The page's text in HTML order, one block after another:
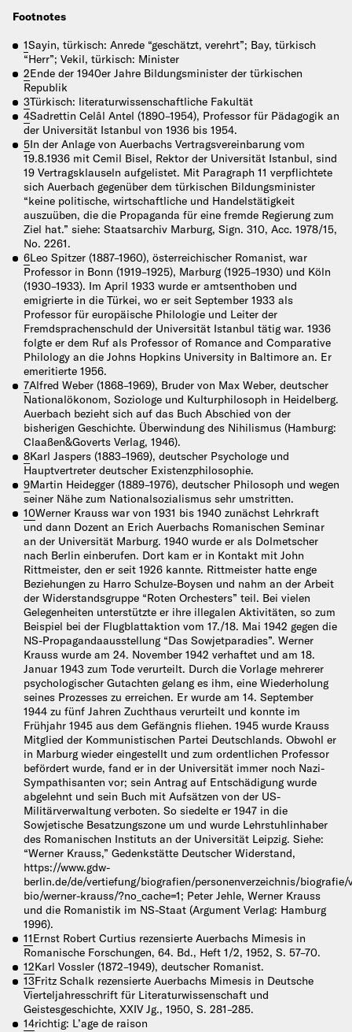
Footnotes
1Sayin, türkisch: Anrede “geschätzt, verehrt”; Bay, türkisch
“Herr”; Vekil, türkisch: Minister
2Ende der 1940er Jahre Bildungsminister der türkischen
Republik
3Türkisch: literaturwissenschaftliche Fakultät
4Sadrettin Celâl Antel (1890–1954), Professor für Pädagogik an
der Universität Istanbul von 1936 bis 1954.
5In der Anlage von Auerbachs Vertragsvereinbarung vom
19.8.1936 mit Cemil Bisel, Rektor der Universität Istanbul, sind
19 Vertragsklauseln aufgelistet. Mit Paragraph 11 verpflichtete
sich Auerbach gegenüber dem türkischen Bildungsminister
“keine politische, wirtschaftliche und Handelstätigkeit
auszuüben, die die Propaganda für eine fremde Regierung zum
Ziel hat.” siehe: Staatsarchiv Marburg, Sign. 310, Acc. 1978/15,
No. 2261.
6Leo Spitzer (1887–1960), österreichischer Romanist, war
Professor in Bonn (1919–1925), Marburg (1925–1930) und Köln
(1930–1933). Im April 1933 wurde er amtsenthoben und
emigrierte in die Türkei, wo er seit September 1933 als
Professor für europäische Philologie und Leiter der
Fremdsprachenschuld der Universität Istanbul tätig war. 1936
folgte er dem Ruf als Professor of Romance and Comparative
Philology an die Johns Hopkins University in Baltimore an. Er
emeritierte 1956.
7Alfred Weber (1868–1969), Bruder von Max Weber, deutscher
Nationalökonom, Soziologe und Kulturphilosoph in Heidelberg.
Auerbach bezieht sich auf das Buch Abschied von der
bisherigen Geschichte. Überwindung des Nihilismus (Hamburg:
Claaßen&Goverts Verlag, 1946).
8Karl Jaspers (1883–1969), deutscher Psychologe und
Hauptvertreter deutscher Existenzphilosophie.
9Martin Heidegger (1889–1976), deutscher Philosoph und wegen
seiner Nähe zum Nationalsozialismus sehr umstritten.
10Werner Krauss war von 1931 bis 1940 zunächst Lehrkraft
und dann Dozent an Erich Auerbachs Romanischen Seminar
an der Universität Marburg. 1940 wurde er als Dolmetscher
nach Berlin einberufen. Dort kam er in Kontakt mit John
Rittmeister, den er seit 1926 kannte. Rittmeister hatte enge
Beziehungen zu Harro Schulze-Boysen und nahm an der Arbeit
der Widerstandsgruppe “Roten Orchesters” teil. Bei vielen
Gelegenheiten unterstützte er ihre illegalen Aktivitäten, so zum
Beispiel bei der Flugblattaktion vom 17./18. Mai 1942 gegen die
NS-Propagandaausstellung “Das Sowjetparadies”. Werner
Krauss wurde am 24. November 1942 verhaftet und am 18.
Januar 1943 zum Tode verurteilt. Durch die Vorlage mehrerer
psychologischer Gutachten gelang es ihm, eine Wiederholung
seines Prozesses zu erreichen. Er wurde am 14. September
1944 zu fünf Jahren Zuchthaus verurteilt und konnte im
Frühjahr 1945 aus dem Gefängnis fliehen. 1945 wurde Krauss
Mitglied der Kommunistischen Partei Deutschlands. Obwohl er
in Marburg wieder eingestellt und zum ordentlichen Professor
befördert wurde, fand er in der Universität immer noch Nazi-
Sympathisanten vor; sein Antrag auf Entschädigung wurde
abgelehnt und sein Buch mit Aufsätzen von der US-
Militärverwaltung verboten. So siedelte er 1947 in die
Sowjetische Besatzungszone um und wurde Lehrstuhlinhaber
des Romanischen Instituts an der Universität Leipzig. Siehe:
“Werner Krauss,” Gedenkstätte Deutscher Widerstand,
https://www.gdw-
berlin.de/de/vertiefung/biografien/personenverzeichnis/biografie/
bio/werner-krauss/?no_cache=1; Peter Jehle, Werner Krauss
und die Romanistik im NS-Staat (Argument Verlag: Hamburg
1996).
11Ernst Robert Curtius rezensierte Auerbachs Mimesis in
Romanische Forschungen, 64. Bd., Heft 1/2, 1952, S. 57–70.
12Karl Vossler (1872–1949), deutscher Romanist.
13Fritz Schalk rezensierte Auerbachs Mimesis in Deutsche
Vierteljahresschrift für Literaturwissenschaft und
Geistesgeschichte, XXIV Jg., 1950, S. 281–285.
14richtig: L’age de raison